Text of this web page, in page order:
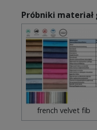
Próbniki materiał
french velvet fib